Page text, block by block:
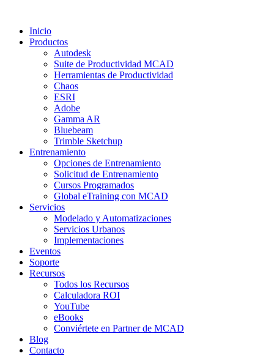
Inicio
Productos
Autodesk
Suite de Productividad MCAD
Herramientas de Productividad
Chaos
ESRI
Adobe
Gamma AR
Bluebeam
Trimble Sketchup
Entrenamiento
Opciones de Entrenamiento
Solicitud de Entrenamiento
Cursos Programados
Global eTraining con MCAD
Servicios
Modelado y Automatizaciones
Servicios Urbanos
Implementaciones
Eventos
Soporte
Recursos
Todos los Recursos
Calculadora ROI
YouTube
eBooks
Conviértete en Partner de MCAD
Blog
Contacto